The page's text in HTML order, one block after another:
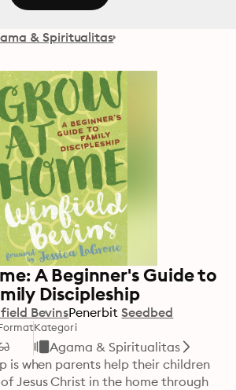
& Spiritualitas
A Beginner's Guide to
Discipleship
BevinsPenerbit Seedbed
Kategori
Agama & Spiritualitas
is when parents help their children
Jesus Christ in the home through